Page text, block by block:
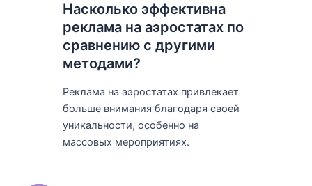
Насколько эффективна
реклама на аэростатах по
сравнению с другими
методами?
Реклама на аэростатах привлекает
больше внимания благодаря своей
уникальности, особенно на
массовых мероприятиях.